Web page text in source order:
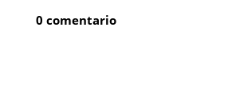
0 comentario